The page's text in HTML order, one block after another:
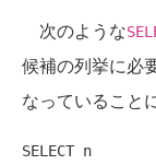
次のような
候補の列挙に必
なっていること
SELECT